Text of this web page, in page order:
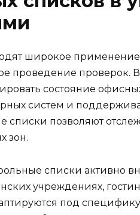
широкое применение
проведение проверок.
состояние
систем и
списки позволяют
зон.
списки активно
учреждениях,
под специфику